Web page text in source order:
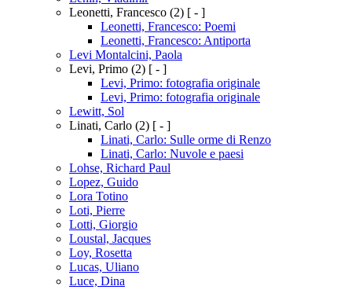
Leonetti, Francesco (2) [ - ]
Leonetti, Francesco: Poemi
Leonetti, Francesco: Antiporta
Levi Montalcini, Paola
Levi, Primo (2) [ - ]
Levi, Primo: fotografia originale
Levi, Primo: fotografia originale
Lewitt, Sol
Linati, Carlo (2) [ - ]
Linati, Carlo: Sulle orme di Renzo
Linati, Carlo: Nuvole e paesi
Lohse, Richard Paul
Lopez, Guido
Lora Totino
Loti, Pierre
Lotti, Giorgio
Loustal, Jacques
Loy, Rosetta
Lucas, Uliano
Luce, Dina